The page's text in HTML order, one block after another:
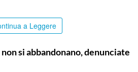
a Leggere
si abbandonano, denunciate